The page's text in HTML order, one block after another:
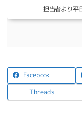
担当者より平
Facebook
Threads